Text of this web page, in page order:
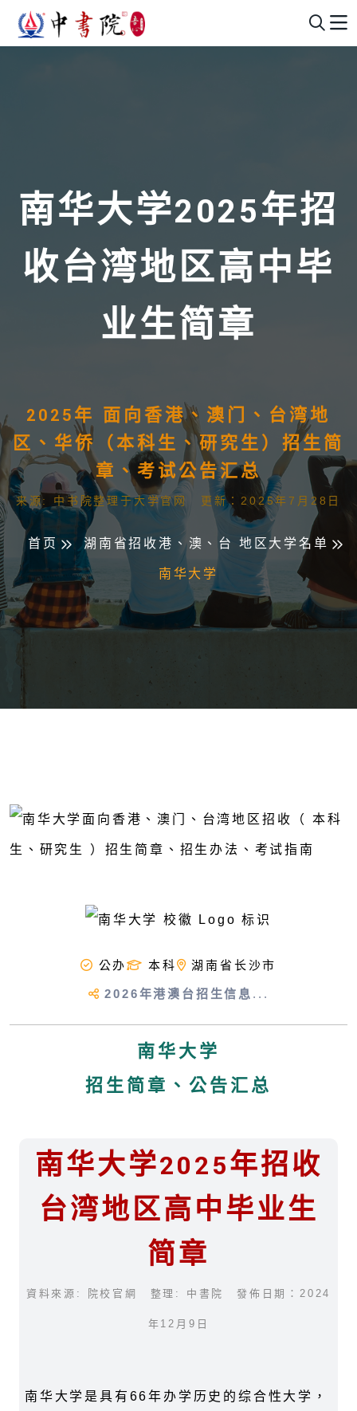
南华大学2025年招
收台湾地区高中毕
业生简章
2025年 面向香港、澳门、台湾地
区、华侨（本科生、研究生）招生简
章、考试公告汇总
来源: 中书院整理于大学官网 更新：2025年7月28日
首页 湖南省招收港、澳、台 地区大学名单
南华大学
公办 本科 湖南省长沙市
2026年港澳台招生信息 ...
南华大学
招生简章、公告汇总
南华大学2025年招收
台湾地区高中毕业生
简章
資料來源: 院校官網 整理: 中書院 發佈日期：2024
年12月9日
南华大学是具有66年办学历史的综合性大学，